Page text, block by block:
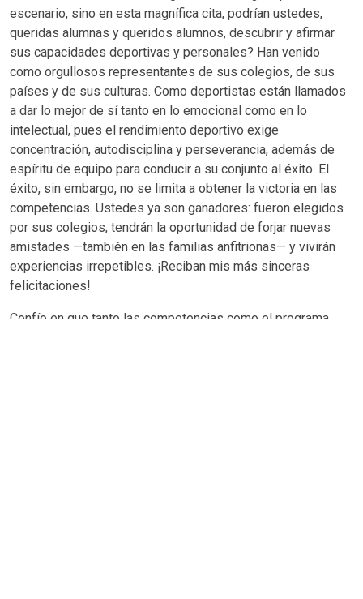
escenario, sino en esta magnífica cita, podrían ustedes,
queridas alumnas y queridos alumnos, descubrir y afirmar
sus capacidades deportivas y personales? Han venido
como orgullosos representantes de sus colegios, de sus
países y de sus culturas. Como deportistas están llamados
a dar lo mejor de sí tanto en lo emocional como en lo
intelectual, pues el rendimiento deportivo exige
concentración, autodisciplina y perseverancia, además de
espíritu de equipo para conducir a su conjunto al éxito. El
éxito, sin embargo, no se limita a obtener la victoria en las
competencias. Ustedes ya son ganadores: fueron elegidos
por sus colegios, tendrán la oportunidad de forjar nuevas
amistades —también en las familias anfitrionas— y vivirán
experiencias irrepetibles. ¡Reciban mis más sinceras
felicitaciones!
Confío en que tanto las competencias como el programa